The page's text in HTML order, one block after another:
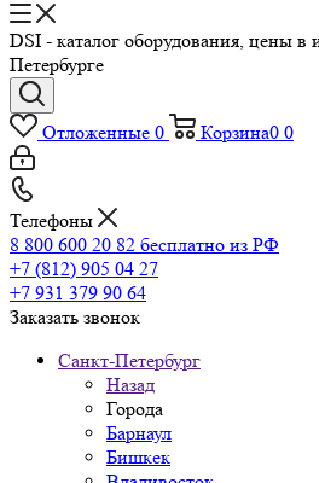
DSI - каталог оборудования, цены в
Петербурге
Отложенные 0 Корзина0 0
Телефоны
8 800 600 20 82 бесплатно из РФ
+7 (812) 905 04 27
+7 931 379 90 64
Заказать звонок
Санкт-Петербург
Назад
Города
Барнаул
Бишкек